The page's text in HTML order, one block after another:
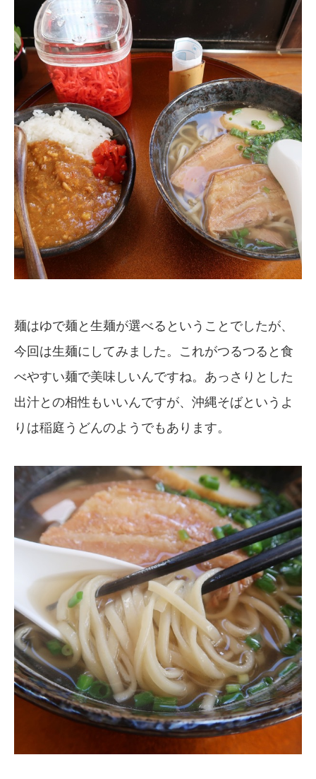
麺はゆで麺と生麺が選べるということでしたが、
今回は生麺にしてみました。これがつるつると食
べやすい麺で美味しいんですね。あっさりとした
出汁との相性もいいんですが、沖縄そばというよ
りは稲庭うどんのようでもあります。